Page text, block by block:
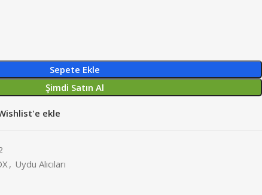
Sepete Ekle
Şimdi Satın Al
ekle
, Uydu Alıcıları